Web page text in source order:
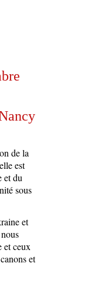
de la
est
et du
sous
et
et ceux
et